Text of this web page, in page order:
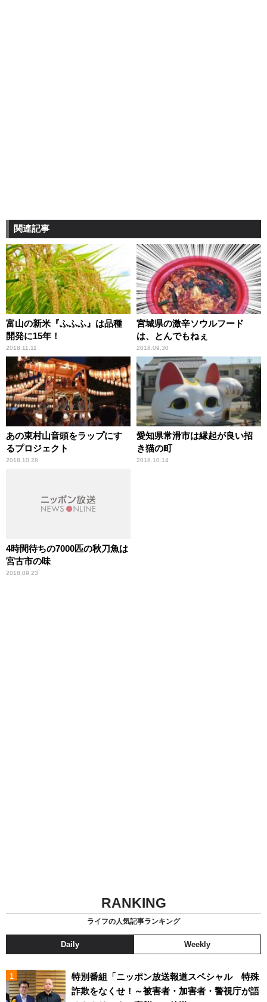
関連記事
富山の新米『ふふふ』は品種
開発に15年！
2018.11.11
宮城県の激辛ソウルフード
は、とんでもねぇ
2018.09.30
あの東村山音頭をラップにす
るプロジェクト
2018.10.28
愛知県常滑市は縁起が良い招
き猫の町
2018.10.14
4時間待ちの7000匹の秋刀魚は
宮古市の味
2018.09.23
RANKING
ライフの人気記事ランキング
Daily Weekly
特別番組「ニッポン放送報道スペシャル 特殊
詐欺をなくせ！～被害者・加害者・警視庁が語